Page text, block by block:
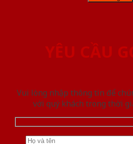
YÊU CẦU
Vui lòng nhập thông tin để
với quý khách trong thời